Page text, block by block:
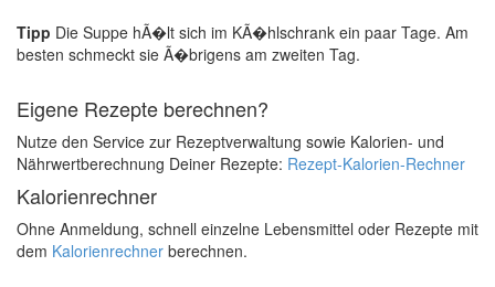
Tipp Die Suppe hÃ�lt sich im KÃ�hlschrank ein paar Tage. Am
besten schmeckt sie Ã�brigens am zweiten Tag.
Eigene Rezepte berechnen?
Nutze den Service zur Rezeptverwaltung sowie Kalorien- und
Nährwertberechnung Deiner Rezepte: Rezept-Kalorien-Rechner
Kalorienrechner
Ohne Anmeldung, schnell einzelne Lebensmittel oder Rezepte mit
dem Kalorienrechner berechnen.